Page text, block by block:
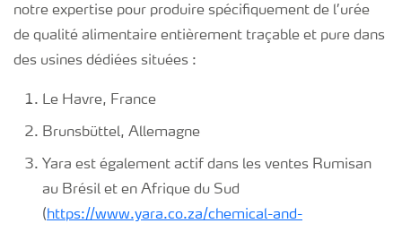
notre expertise pour produire spécifiquement de l’urée
de qualité alimentaire entièrement traçable et pure dans
des usines dédiées situées :
Le Havre, France
Brunsbüttel, Allemagne
Yara est également actif dans les ventes Rumisan
au Brésil et en Afrique du Sud
(https://www.yara.co.za/chemical-and-